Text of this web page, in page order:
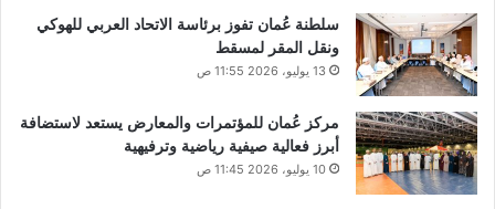
سلطنة عُمان تفوز برئاسة الاتحاد العربي للهوكي
ونقل المقر لمسقط
13 يوليو، 2026 11:55 ص
مركز عُمان للمؤتمرات والمعارض يستعد لاستضافة
أبرز فعالية صيفية رياضية وترفيهية
10 يوليو، 2026 11:45 ص